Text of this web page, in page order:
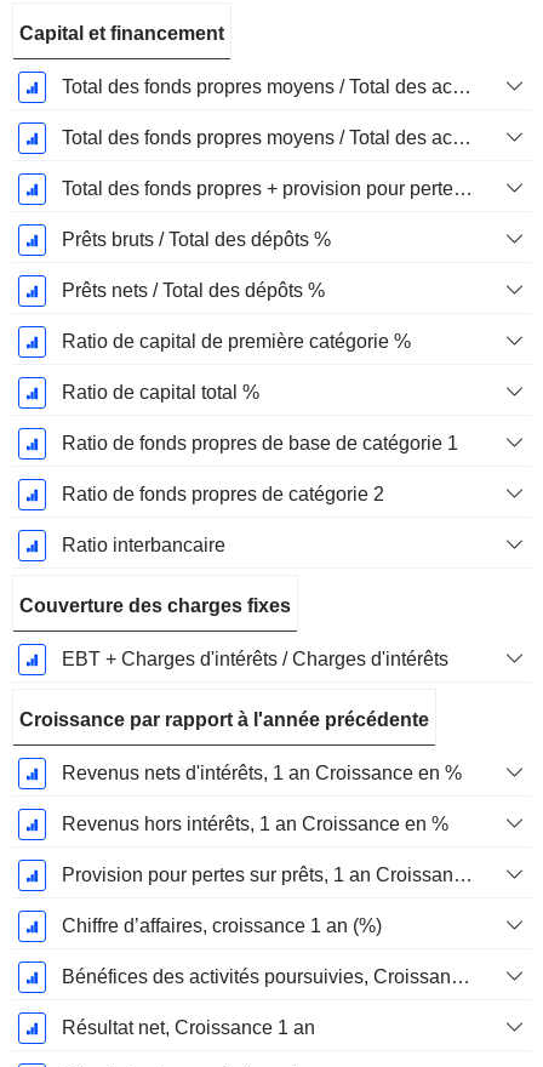
Capital et financement
Total des fonds propres moyens / Total des actifs moyens %
Total des fonds propres moyens / Total des actifs moyens %
Total des fonds propres + provision pour pertes sur prêts / total des prêts %.
Prêts bruts / Total des dépôts %
Prêts nets / Total des dépôts %
Ratio de capital de première catégorie %
Ratio de capital total %
Ratio de fonds propres de base de catégorie 1
Ratio de fonds propres de catégorie 2
Ratio interbancaire
Couverture des charges fixes
EBT + Charges d'intérêts / Charges d'intérêts
Croissance par rapport à l'année précédente
Revenus nets d'intérêts, 1 an Croissance en %
Revenus hors intérêts, 1 an Croissance en %
Provision pour pertes sur prêts, 1 an Croissance en %
Chiffre d’affaires, croissance 1 an (%)
Bénéfices des activités poursuivies, Croissance 1 an
Résultat net, Croissance 1 an